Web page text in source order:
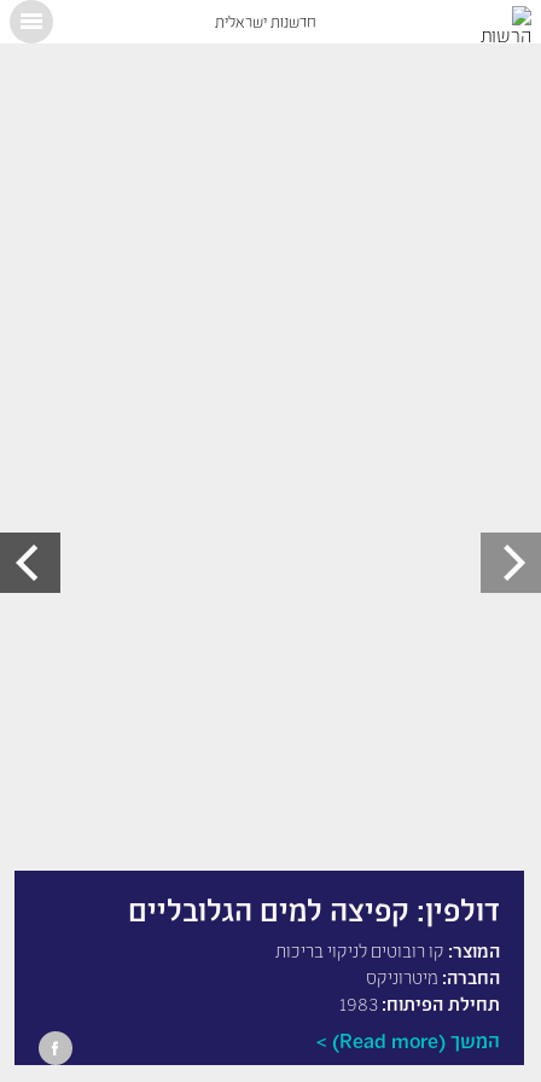
חדשנות ישראלית
דולפין: קפיצה למים הגלובליים
המוצר: קו רובוטים לניקוי בריכות
החברה: מיטרוניקס
תחילת הפיתוח:
המשך (Read more)
X